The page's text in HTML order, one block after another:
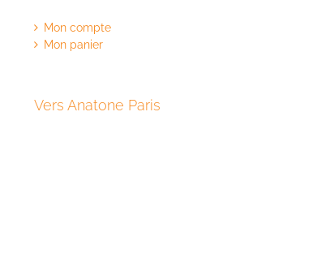
Mon compte
Mon panier
Vers Anatone Paris